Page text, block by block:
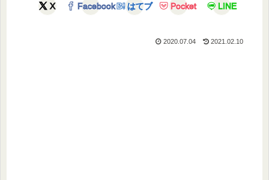
X Facebook はてブ Pocket LINE
2020.07.04 2021.02.10